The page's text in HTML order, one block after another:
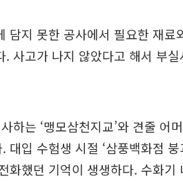
담지 못한 공사에서 필요한 재료
사고가 나지 않았다고 해서 부
하는 ‘맹모삼천지교’와 견줄 어
입 수험생 시절 ‘삼풍백화점 붕
화했던 기억이 생생하다. 수화기